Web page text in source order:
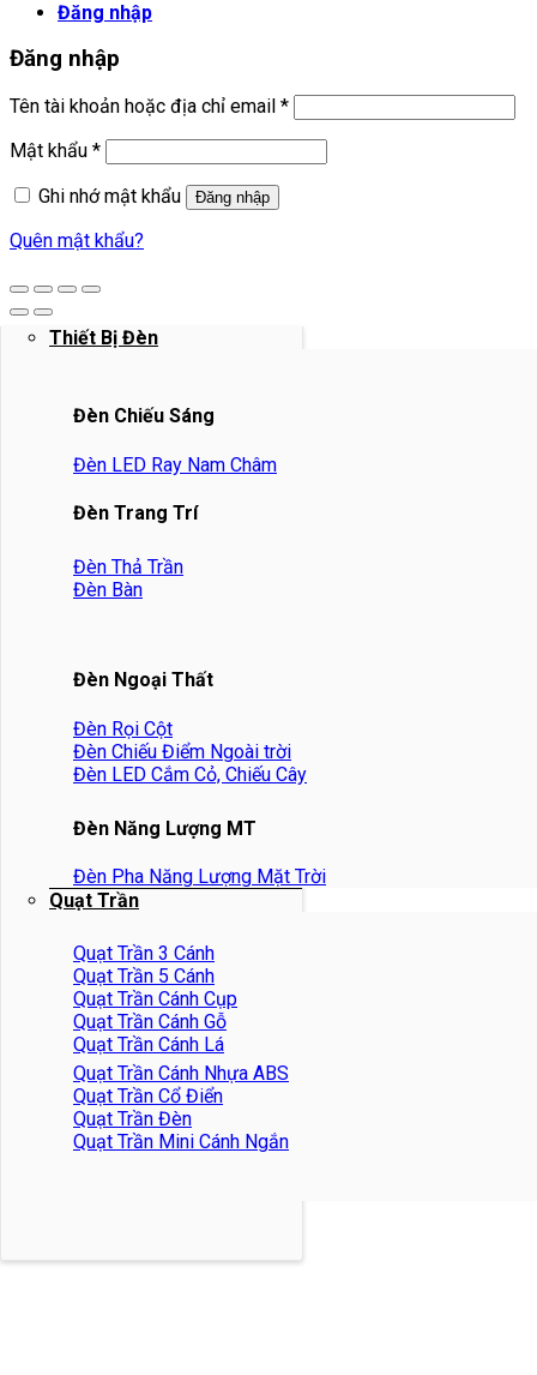
Thiết Bị Đèn
Đèn Chiếu Sáng
Đèn LED Ray Nam Châm
Đèn Trang Trí
Đèn Thả Trần
Đèn Bàn
Đèn Ngoại Thất
Đèn Rọi Cột
Đèn Chiếu Điểm Ngoài trời
Đèn LED Cắm Cỏ, Chiếu Cây
Đèn Năng Lượng MT
Đèn Pha Năng Lượng Mặt Trời
Quạt Trần
Quạt Trần 3 Cánh
Quạt Trần 5 Cánh
Quạt Trần Cánh Cụp
Quạt Trần Cánh Gỗ
Quạt Trần Cánh Lá
Quạt Trần Cánh Nhựa ABS
Quạt Trần Cổ Điển
Quạt Trần Đèn
Quạt Trần Mini Cánh Ngắn
Đăng nhập
Đăng nhập
Tên tài khoản hoặc địa chỉ email *Bắt
Mật khẩu *Bắt
Ghi nhớ mật khẩu
Đăng nhập
Quên mật khẩu?